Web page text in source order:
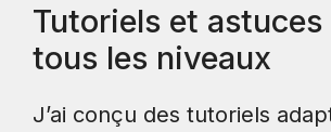
Tutoriels et
tous les niveaux
J’ai conçu des tutoriels